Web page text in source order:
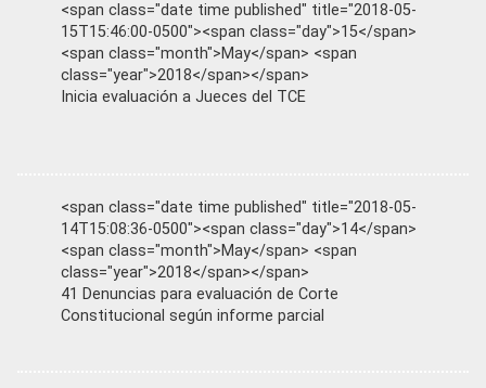
<span class="date time published" title="2018-05-
15T15:46:00-0500"><span class="day">15</span>
<span class="month">May</span> <span
class="year">2018</span></span>
Inicia evaluación a Jueces del TCE
<span class="date time published" title="2018-05-
14T15:08:36-0500"><span class="day">14</span>
<span class="month">May</span> <span
class="year">2018</span></span>
41 Denuncias para evaluación de Corte
Constitucional según informe parcial